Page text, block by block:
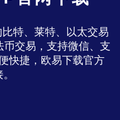
特、莱特、以太交易
交易，支持微信、支
快捷，欧易下载官方